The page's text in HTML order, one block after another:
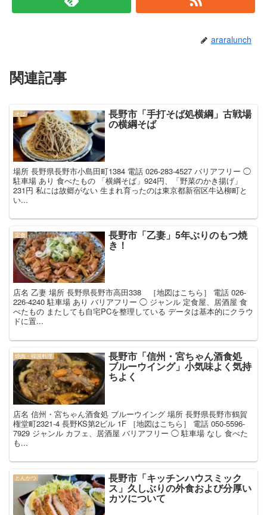
araralunch
関連記事
そば 長野市「手打そば処横綱」古戦場
の横綱そば
場所 長野県長野市小島田町1384 電話 026-283-4527 バリアフリー ◯
駐車場 あり 食べたもの 「横綱そば」924円、「野菜のかき揚げ」
231円 私には故郷がない 生まれ育ったのは東京都新宿区牛込柳町と
い...
定食 長野市「乙妻」 5年ぶりのもつ焼
き！
店名 乙妻 場所 長野県長野市高田338 ［地図はこちら］ 電話 026-
226-4240 駐車場 あり バリアフリー ◯ ジャンル 定食屋、居酒屋 食
べたもの またしても自宅PCを整理している データは基本的にクラウ
ドに置...
焼肉・韓国料理 長野市「信州・宮ちゃん酒食処
ブルーウイング」小気味よく気持
ちよく
店名 信州・宮ちゃん酒食処 ブルーウイング 場所 長野県長野市鶴賀
権堂町2321-4 長野KS第2ビル 1F ［地図はこちら］ 電話 050-5596-
7929 ジャンル カフェ、居酒屋 バリアフリー ◯ 駐車場 なし 食べた
も...
とんかつ 長野市「キッチンハウスミック
ス」久しぶりの外食および分厚い
カツについて